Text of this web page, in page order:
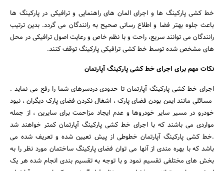
خط کشی پارکینگ ها و اجرای المان های راهنمایی و ترافیکی در پارکینگ ها
باعث جلوه بهتر فضا و اطلاع رسانی صحیح به رانندگان می گردد. بدین ترتیب
رانندگان می توانند سریع، راحت و با نظم خاص و رعایت اصول ترافیکی در محل
های مشخص شده توسط خط کشی ترافیکی پارکینگ توقف کنند.
نکات مهم برای اجرای خط کشی پارکینگ آپارتمان
اجرای خط کشی پارکینگ آپارتمان تا حدودی دردسرهای شما را رفع می نماید .
مسائلی مانند ایمن بودن فضای پارک ، اشغال نکردن فضای پارک دیگران ، نبود
خودرو در مسیر سایر خودروها و عدم ایجاد مزاحمت برای سایرین ، از جمله
مواردی می باشند که با اجرای خط کشی پارکینگ آپارتمان کمتر خواهند شد
.خط کشی پارکینگ آپارتمان خطوطی از پیش تعیین شده و تعریف شده می
باشد که با بهره مندی از آنها می توان فضای پارکینگ ساختمان مورد نظر را به
بخش های مختلفی تقسیم نمود و با توجه به تقسیم بندی انجام شده هر یک